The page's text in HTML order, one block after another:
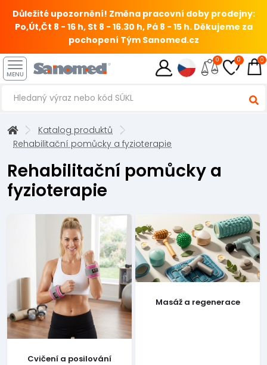
Důležité upozornění! Změna pracovní doby prodejny:
Po,Út,Čt 8 - 16 h, St 8 - 16.30 h, Pá 8 - 15 h. Děkujeme za
pochopení Tým Sanomed.cz
MENU
0 0 0
Katalog produktů
Rehabilitační pomůcky a fyzioterapie
Rehabilitační pomůcky a
fyzioterapie
Cvičení a posilování
Masáž a regenerace